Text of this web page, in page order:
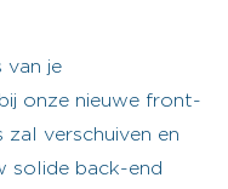
van je
onze nieuwe front-
verschuiven en
solide back-end